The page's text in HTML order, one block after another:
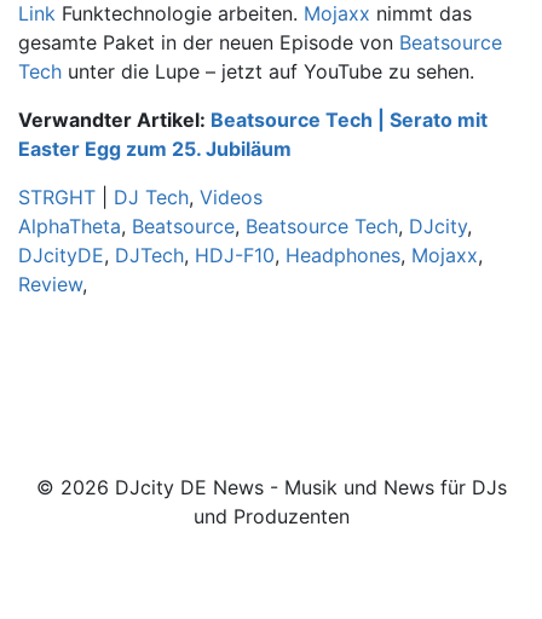
Link Funktechnologie arbeiten. Mojaxx nimmt das
gesamte Paket in der neuen Episode von Beatsource
Tech unter die Lupe – jetzt auf YouTube zu sehen.
Verwandter Artikel: Beatsource Tech | Serato mit
Easter Egg zum 25. Jubiläum
STRGHT
DJ Tech, Videos
AlphaTheta, Beatsource, Beatsource Tech, DJcity,
DJcityDE, DJTech, HDJ-F10, Headphones, Mojaxx,
Review,
© 2026 DJcity DE News - Musik und News für DJs
und Produzenten